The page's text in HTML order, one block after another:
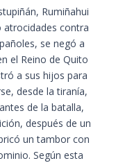
Rumiñahui
contra
se negó a
el Reino de Quito
a sus hijos para
desde la tiranía,
de la batalla,
después de un
un tambor con
Según esta